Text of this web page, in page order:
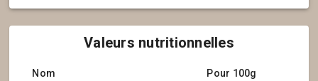
Valeurs nutritionnelles
Nom Pour 100g